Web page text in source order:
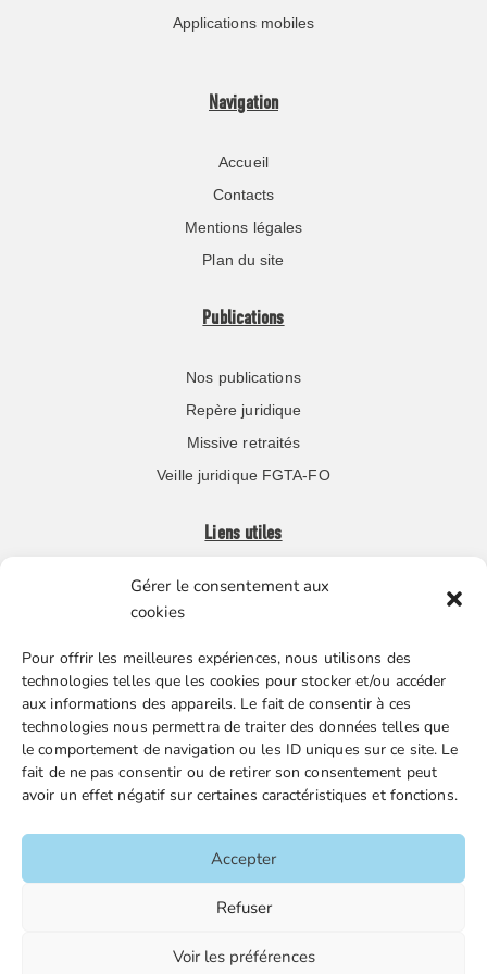
Gérer le consentement aux
cookies
Pour offrir les meilleures expériences, nous utilisons des
technologies telles que les cookies pour stocker et/ou accéder
aux informations des appareils. Le fait de consentir à ces
technologies nous permettra de traiter des données telles que
le comportement de navigation ou les ID uniques sur ce site. Le
fait de ne pas consentir ou de retirer son consentement peut
avoir un effet négatif sur certaines caractéristiques et fonctions.
Accepter
Refuser
Voir les préférences
Applications mobiles
Navigation
Accueil
Contacts
Mentions légales
Plan du site
Publications
Nos publications
Repère juridique
Missive retraités
Veille juridique FGTA-FO
Liens utiles
Boutique en ligne
Nos partenaires
Gestion des cookies
FGTA-FO / 15 avenue Victor Hugo – 92170 Vanves / 01 86
Accueil
Contacts
Mentions légales